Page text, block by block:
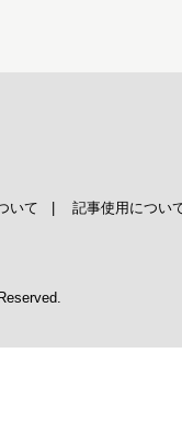
いて | 記事使用につい